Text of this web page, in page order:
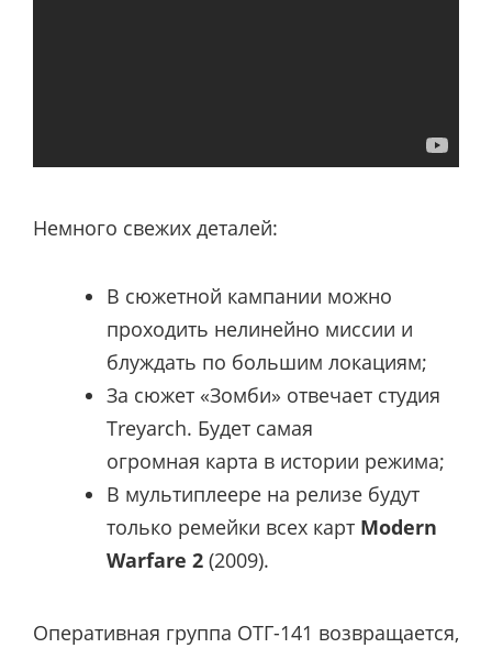
Немного свежих деталей:
В сюжетной кампании можно
проходить нелинейно миссии и
блуждать по большим локациям;
За сюжет «Зомби» отвечает студия
Treyarch. Будет самая
огромная карта в истории режима;
В мультиплеере на релизе будут
только ремейки всех карт Modern
Warfare 2 (2009).
Оперативная группа ОТГ-141 возвращается,